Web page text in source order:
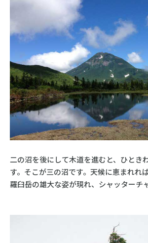
二の沼を後にして木道を進むと、ひとき
す。そこが三の沼です。天候に恵まれれ
羅臼岳の雄大な姿が現れ、シャッターチ